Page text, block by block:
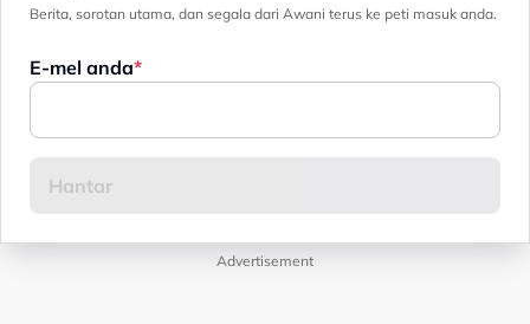
Berita, sorotan utama, dan segala dari Awani terus ke peti masuk anda.
E-mel anda
Advertisement